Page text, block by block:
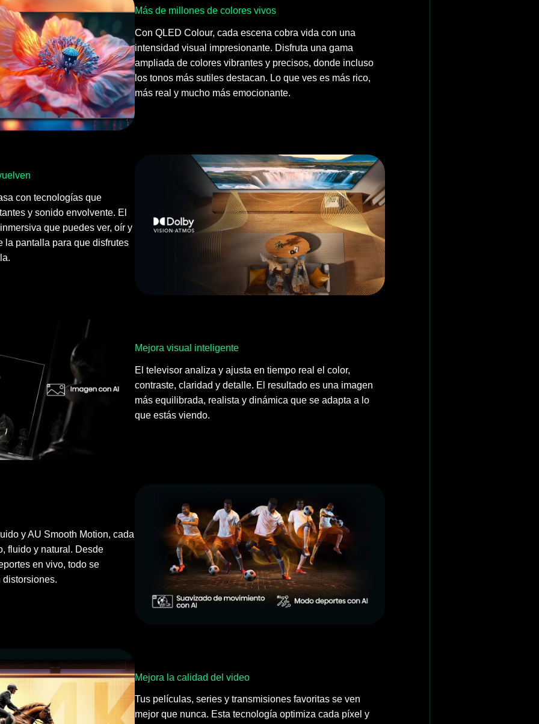
Más de millones de colores vivos
Con QLED Colour, cada escena cobra vida con una
intensidad visual impresionante. Disfruta una gama
ampliada de colores vibrantes y precisos, donde incluso
los tonos más sutiles destacan. Lo que ves es más rico,
más real y mucho más emocionante.
con tecnologías que
y sonido envolvente. El
que puedes ver, oír y
la pantalla para que disfrutes
Mejora visual inteligente
El televisor analiza y ajusta en tiempo real el color,
contraste, claridad y detalle. El resultado es una imagen
más equilibrada, realista y dinámica que se adapta a lo
que estás viendo.
y AU Smooth Motion, cada
fluido y natural. Desde
en vivo, todo se
distorsiones.
Mejora la calidad del video
Tus películas, series y transmisiones favoritas se ven
mejor que nunca. Esta tecnología optimiza cada píxel y